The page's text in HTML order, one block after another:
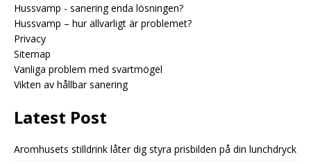
Hussvamp - sanering enda lösningen?
Hussvamp – hur allvarligt är problemet?
Privacy
Sitemap
Vanliga problem med svartmögel
Vikten av hållbar sanering
Latest Post
Aromhusets stilldrink låter dig styra prisbilden på din lunchdryck